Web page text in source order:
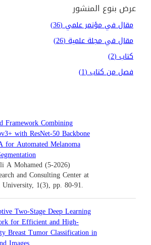
عرض بنوع المنشور
مقال في مؤتمر علمي (36)
مقال في مجلة علمية (26)
كتاب (2)
فصل من كتاب (1)
Framework Combining
with ResNet-50 Backbone
for Automated Melanoma
A Mohamed (5-2026)
and Consulting Center at
University, 1(3), pp. 80-91.
Two-Stage Deep Learning
for Efficient and High-
Breast Tumor Classification in